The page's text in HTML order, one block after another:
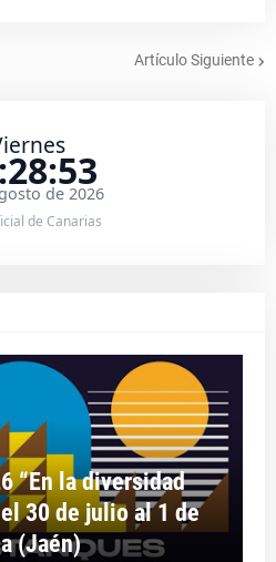
Artículo Siguiente
de 2026
de Canarias
“En la diversidad
30 de julio al 1 de
(Jaén)